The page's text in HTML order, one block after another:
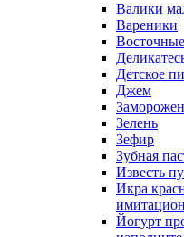
Валики
Вареники
Детское
Джем
Зелень
Зефир
Зубная
Известь
Икра
Йогурт